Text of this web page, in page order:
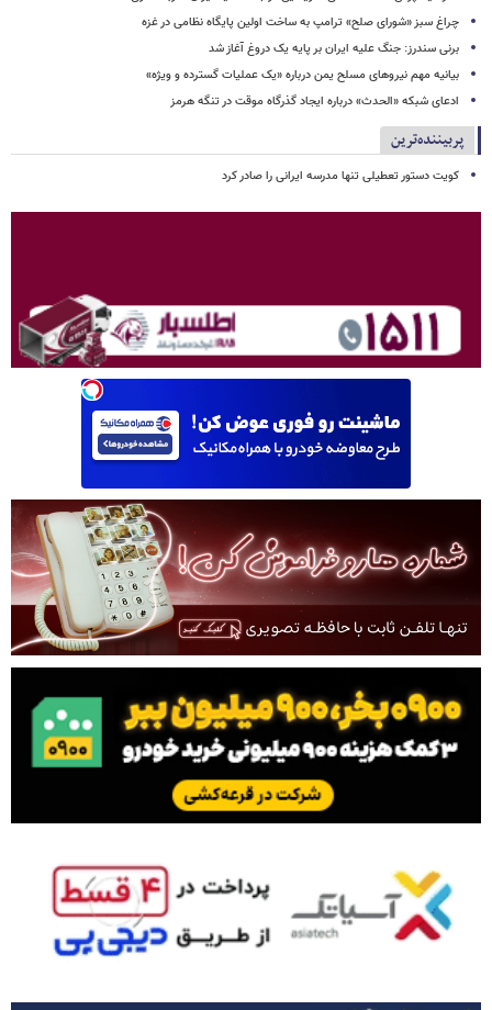
چراغ سبز «شورای صلح» ترامپ به ساخت اولین پایگاه نظامی در غزه
برنی سندرز: جنگ علیه ایران بر پایه یک دروغ آغاز شد
بیانیه مهم نیروهای مسلح یمن درباره «یک عملیات گسترده و ویژه»
ادعای شبکه «الحدث» درباره ایجاد گذرگاه موقت در تنگه هرمز
پربیننده‌ترین
کویت دستور تعطیلی تنها مدرسه ایرانی را صادر کرد